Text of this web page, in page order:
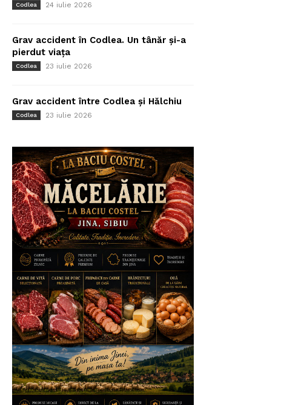
Codlea 24 iulie 2026
Grav accident în Codlea. Un tânăr și-a
pierdut viața
Codlea 23 iulie 2026
Grav accident între Codlea și Hălchiu
Codlea 23 iulie 2026